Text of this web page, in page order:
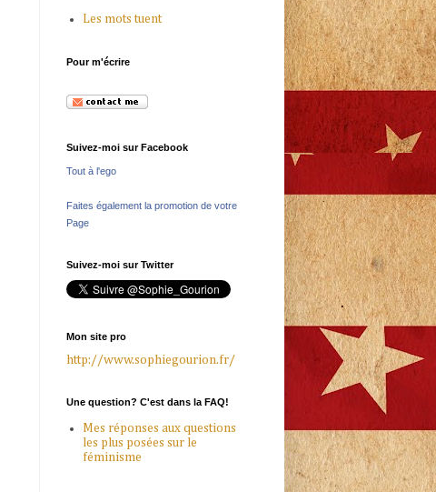
Les mots tuent
Pour m'écrire
Suivez-moi sur Facebook
Tout à l'ego
Faites également la promotion de votre
Page
Suivez-moi sur Twitter
Mon site pro
http://www.sophiegourion.fr/
Une question? C'est dans la FAQ!
Mes réponses aux questions
les plus posées sur le
féminisme